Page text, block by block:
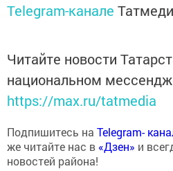
Telegram-канале
Читайте новости
национальном
https://max.ru/tatmedia
Подпишитесь на Telegram-
же читайте нас в «Дзен» и
новостей района!